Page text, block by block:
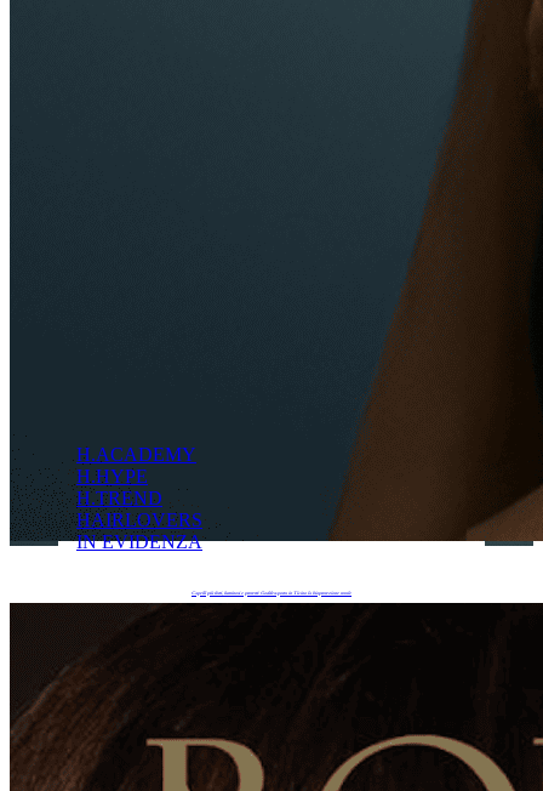
H.ACADEMY
H.HYPE
H.TREND
HAIRLOVERS
IN EVIDENZA
Capelli più forti, luminosi e protetti: Goddess porta in Ticino la bioprotezione totale